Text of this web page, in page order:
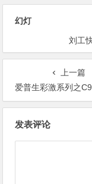
幻灯
刘工
上一篇
爱普生彩激系列之C900维
发表评论